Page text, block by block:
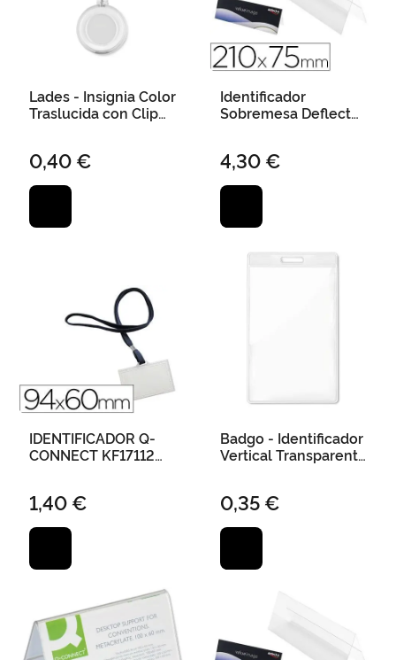
Lades - Insignia Color
Traslucida con Clip
0,40 €
Identificador
Sobremesa Deflecto
Flexible Horizontal
4,30 €
IDENTIFICADOR Q-
CONNECT KF17112
94X60 MM
1,40 €
Badgo - Identificador
Vertical Transparente
0,35 €